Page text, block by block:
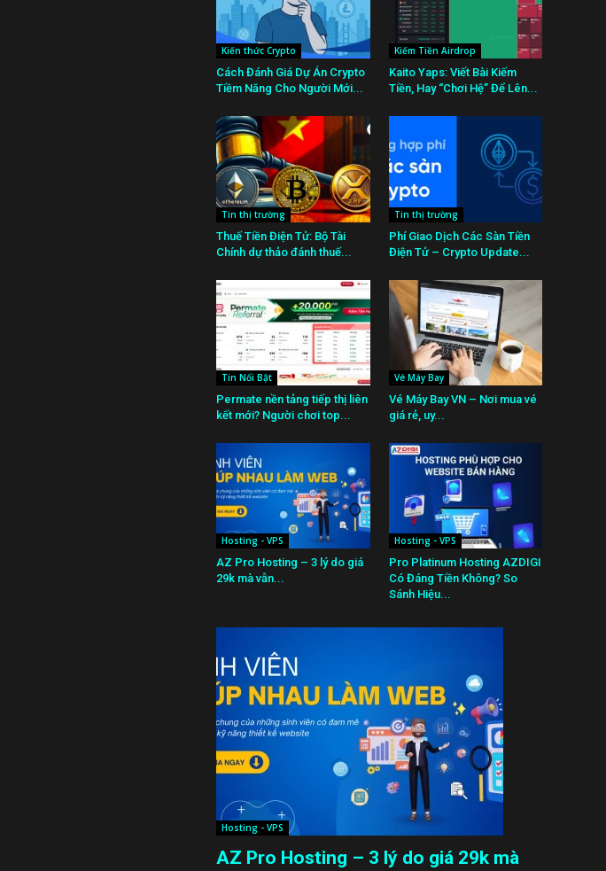
Kiến thức Crypto
Cách Đánh Giá Dự Án Crypto
Tiềm Năng Cho Người Mới...
Kiếm Tiền Airdrop
Kaito Yaps: Viết Bài Kiếm
Tiền, Hay “Chơi Hệ” Để Lên...
Tin thị trường
Thuế Tiền Điện Tử: Bộ Tài
Chính dự thảo đánh thuế...
Tin thị trường
Phí Giao Dịch Các Sàn Tiền
Điện Tử – Crypto Update...
Tin Nổi Bật
Permate nền tảng tiếp thị liên
kết mới? Người chơi top...
Vé Máy Bay
Vé Máy Bay VN – Nơi mua vé
giá rẻ, uy...
Hosting - VPS
AZ Pro Hosting – 3 lý do giá
29k mà vẫn...
Hosting - VPS
Pro Platinum Hosting AZDIGI
Có Đáng Tiền Không? So
Sánh Hiệu...
Hosting - VPS
AZ Pro Hosting – 3 lý do giá 29k mà